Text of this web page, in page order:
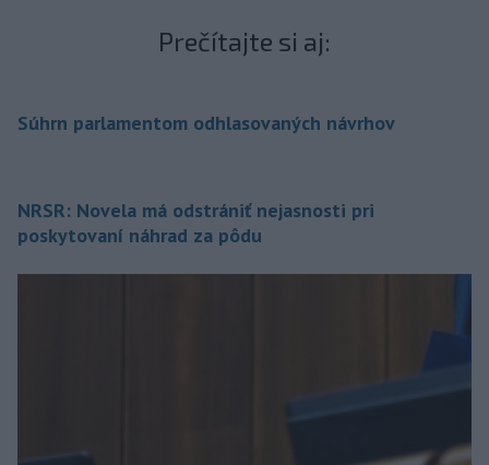
Prečítajte si aj:
Súhrn parlamentom odhlasovaných návrhov
NRSR: Novela má odstrániť nejasnosti pri
poskytovaní náhrad za pôdu